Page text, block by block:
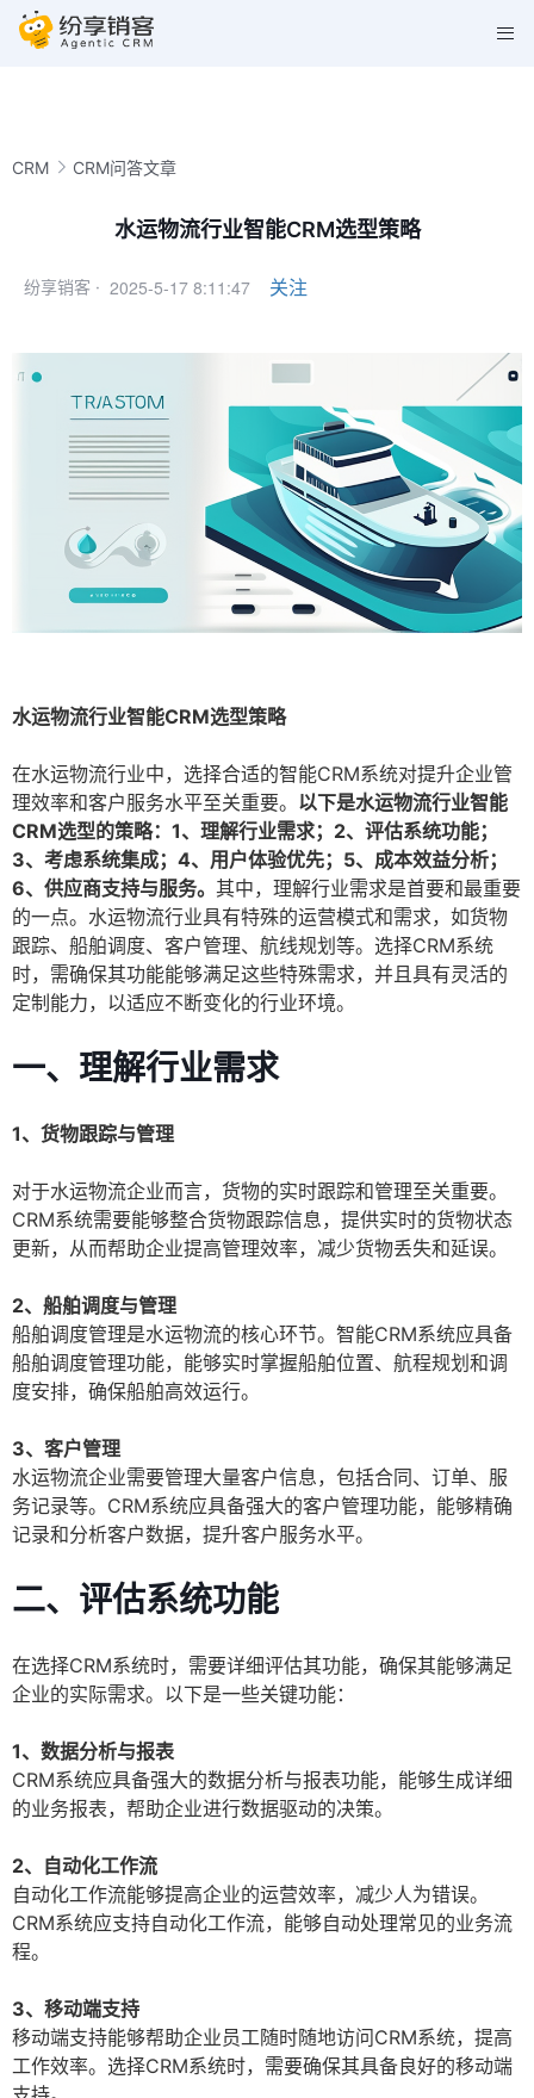
CRM CRM问答文章
水运物流行业智能CRM选型策略
纷享销客 · 2025-5-17 8:11:47 关注
水运物流行业智能CRM选型策略
在水运物流行业中，选择合适的智能CRM系统对提升企业管
理效率和客户服务水平至关重要。 以下是水运物流行业智能
CRM选型的策略：1、理解行业需求；2、评估系统功能；
3、考虑系统集成；4、用户体验优先；5、成本效益分析；
6、供应商支持与服务。 其中，理解行业需求是首要和最重要
的一点。水运物流行业具有特殊的运营模式和需求，如货物
跟踪、船舶调度、客户管理、航线规划等。选择CRM系统
时，需确保其功能能够满足这些特殊需求，并且具有灵活的
定制能力，以适应不断变化的行业环境。
一、理解行业需求
1、货物跟踪与管理
对于水运物流企业而言，货物的实时跟踪和管理至关重要。
CRM系统需要能够整合货物跟踪信息，提供实时的货物状态
更新，从而帮助企业提高管理效率，减少货物丢失和延误。
2、船舶调度与管理
船舶调度管理是水运物流的核心环节。智能CRM系统应具备
船舶调度管理功能，能够实时掌握船舶位置、航程规划和调
度安排，确保船舶高效运行。
3、客户管理
水运物流企业需要管理大量客户信息，包括合同、订单、服
务记录等。CRM系统应具备强大的客户管理功能，能够精确
记录和分析客户数据，提升客户服务水平。
二、评估系统功能
在选择CRM系统时，需要详细评估其功能，确保其能够满足
企业的实际需求。以下是一些关键功能：
1、数据分析与报表
CRM系统应具备强大的数据分析与报表功能，能够生成详细
的业务报表，帮助企业进行数据驱动的决策。
2、自动化工作流
自动化工作流能够提高企业的运营效率，减少人为错误。
CRM系统应支持自动化工作流，能够自动处理常见的业务流
程。
3、移动端支持
移动端支持能够帮助企业员工随时随地访问CRM系统，提高
工作效率。选择CRM系统时，需要确保其具备良好的移动端